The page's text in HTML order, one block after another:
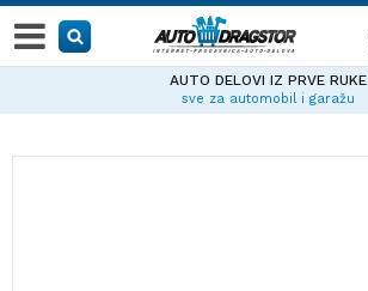
AUTO DELOVI IZ PRVE RUKE
sve za automobil i garažu